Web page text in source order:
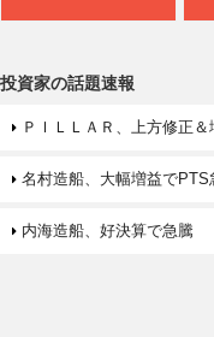
投資家の話題速報
ＰＩＬＬＡＲ、上方修正＆
名村造船、大幅増益でPTS
内海造船、好決算で急騰